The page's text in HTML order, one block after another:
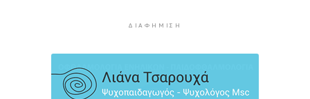
Φρουροί της Επανάστασης: Το άνοιγμα των
Στενών του Ορμούζ δεν σχετίζεται με τις
διαπραγματεύσεις Τεχεράνης και Ομάν
ΔΙΑΦΉΜΙΣΗ